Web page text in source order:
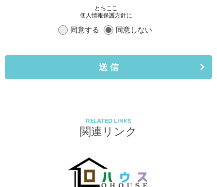
当社は、これらのお客さまの個人情報（以下「お客さま情報」といいます。）
の 適正な保護を重大な責務と認識し、この責務を果たすために、次の方針の下
でお客さま 情報を取り扱います。
遵守し、 適切に取り扱います。また、適宜取扱いの改善に努めます。
(3) お客さま情報の収集に際しては、利用目的を特定して通知または公表し、
その利用目的にしたがってお客さま情報を取り扱います。
(4) お客さま情報の漏洩、紛失、改ざん等を防止するために必要な 対策を講じ
て適切な管理を行います。
とちここ
個人情報保護方針に
同意する 同意しない
送 信
RELATED LINKS
関連リンク